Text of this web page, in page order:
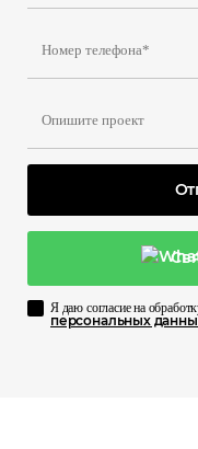
Я даю согласие на
персональных